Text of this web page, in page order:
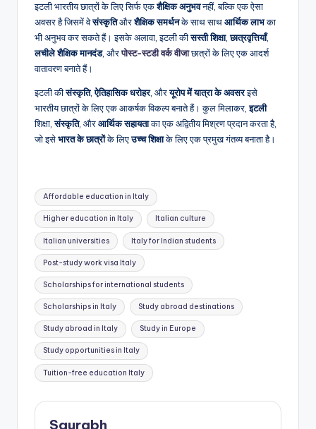
इटली भारतीय छात्रों के लिए सिर्फ एकशैक्षिक अनुभवनहीं, बल्कि एक ऐसा
अवसर है जिसमें वेसंस्कृतिऔरशैक्षिक समर्थनके साथ साथआर्थिक लाभका
भी अनुभव कर सकते हैं। इसके अलावा, इटली कीसस्ती शिक्षा,छात्रवृत्तियाँ,
लचीले शैक्षिक मानदंड, औरपोस्ट-स्टडी वर्क वीजाछात्रों के लिए एक आदर्श
वातावरण बनाते हैं।
इटली कीसंस्कृति,ऐतिहासिक धरोहर, औरयूरोप में यात्रा के अवसरइसे
भारतीय छात्रों के लिए एक आकर्षक विकल्प बनाते हैं। कुल मिलाकर,इटली
शिक्षा,संस्कृति, औरआर्थिक सहायताका एक अद्वितीय मिश्रण प्रदान करता है,
जो इसेभारत के छात्रोंके लिएउच्च शिक्षाके लिए एक प्रमुख गंतव्य बनाता है।
Tags:
Affordable education in Italy
Higher education in Italy Italian culture
Italian universities Italy for Indian students
Post-study work visa Italy
Scholarships for international students
Scholarships in Italy Study abroad destinations
Study abroad in Italy Study in Europe
Study opportunities in Italy
Tuition-free education Italy
Saurabh